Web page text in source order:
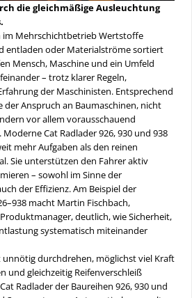
die gleichmäßige Ausleuchtung
im Mehrschichtbetrieb Wertstoffe
entladen oder Materialströme sortiert
Mensch, Maschine und ein Umfeld
– trotz klarer Regeln,
der Maschinisten. Entsprechend
der Anspruch an Baumaschinen, nicht
vor allem vorausschauend
Cat Radlader 926, 930 und 938
mehr Aufgaben als den reinen
Sie unterstützen den Fahrer aktiv
– sowohl im Sinne der
der Effizienz. Am Beispiel der
macht Martin Fischbach,
deutlich, wie Sicherheit,
systematisch miteinander
unnötig durchdrehen, möglichst viel Kraft
und gleichzeitig Reifenverschleiß
Radlader der Baureihen 926, 930 und